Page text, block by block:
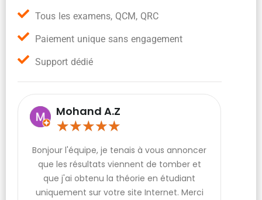
Tous les examens, QCM, QRC
Paiement unique sans engagement
Support dédié
Mohand A.Z
★★★★★
Bonjour l'équipe, je tenais à vous annoncer
que les résultats viennent de tomber et
que j'ai obtenu la théorie en étudiant
uniquement sur votre site Internet. Merci